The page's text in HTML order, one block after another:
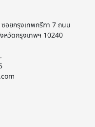
อยกรุงเทพกรีฑา 7 ถนน
หวัดกรุงเทพฯ 10240